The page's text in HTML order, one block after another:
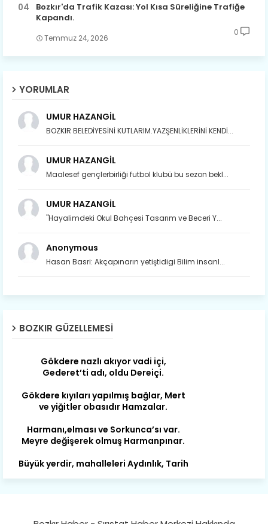
Bozkır'da Trafik Kazası: Yol Kısa Süreliğine Trafiğe
Kapandı.
Temmuz 24, 2026
0
YORUMLAR
UMUR HAZANGİL
BOZKIR BELEDİYESİNİ KUTLARIM.YAZŞENLİKLERİNİ KENDİ...
UMUR HAZANGİL
Maalesef gençlerbirliği futbol klubü bu sezon bekl...
UMUR HAZANGİL
"Hayalimdeki Okul Bahçesi Tasarım ve Beceri Y...
Anonymous
Hasan Basri: Akçapınarın yetiştidigi Bilim insanl...
BOZKIR GÜZELLEMESI
Son yıllarda orda yok artık ağlayan,
Gökdere kıyıları yapılmış bağlar, Mert
Harmanı,elması ve Sorkunca’sı var.
Büyük yerdir, mahalleleri Aydınlık, Tarih
yorgun. Şehit Berâtlı, halkı yiğit genç